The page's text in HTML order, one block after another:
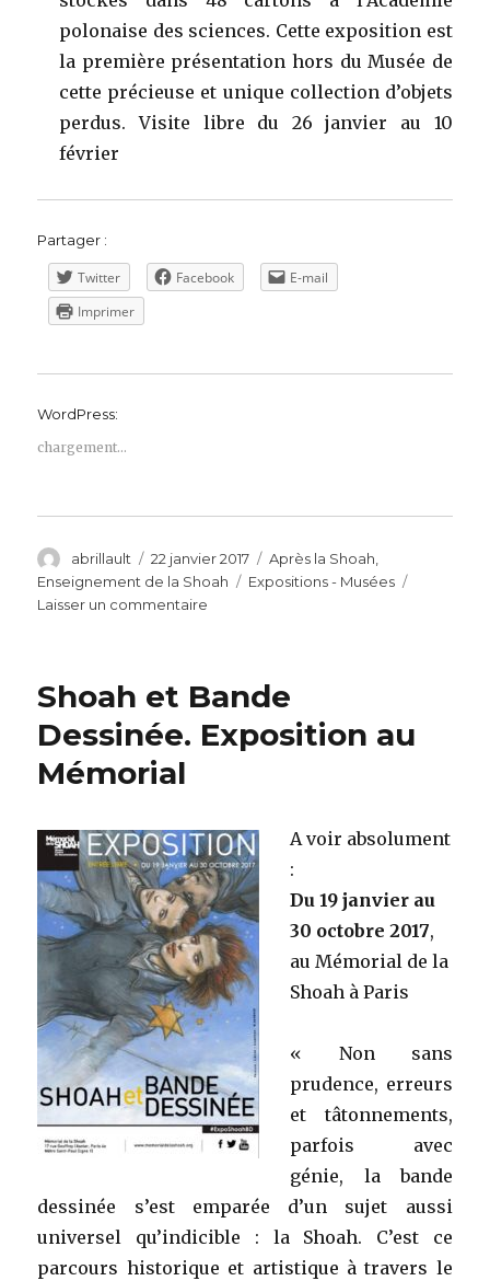
polonaise des sciences. Cette exposition est
la première présentation hors du Musée de
cette précieuse et unique collection d’objets
perdus. Visite libre du 26 janvier au 10
février
Partager :
Twitter Facebook
E-mail
Imprimer
WordPress:
chargement…
Auteur
abrillault
Publié
le
22 janvier 2017 Catégories
Après la Shoah,
Enseignement de la Shoah
Étiquettes
Expositions - Musées
Laisser un commentaire
anniversaire
Auschwitz
Shoah et Bande
Dessinée. Exposition au
Mémorial
A voir absolument
:
Du 19 janvier au
30 octobre 2017,
au Mémorial de la
Shoah à Paris
« Non sans
prudence, erreurs
et tâtonnements,
parfois avec
génie, la bande
dessinée s’est emparée d’un sujet aussi
universel qu’indicible : la Shoah. C’est ce
parcours historique et artistique à travers le